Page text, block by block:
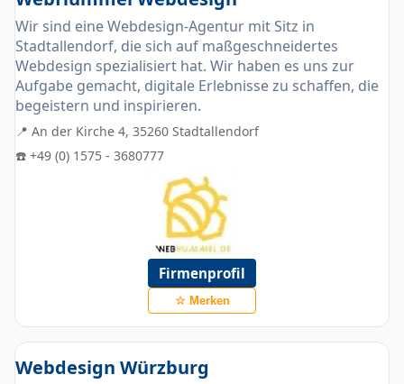
Wir sind eine Webdesign-Agentur mit Sitz in
Stadtallendorf, die sich auf maßgeschneidertes
Webdesign spezialisiert hat. Wir haben es uns zur
Aufgabe gemacht, digitale Erlebnisse zu schaffen, die
begeistern und inspirieren.
📍 An der Kirche 4, 35260 Stadtallendorf
☎️ +49 (0) 1575 - 3680777
Firmenprofil
☆ Merken
Webdesign Würzburg